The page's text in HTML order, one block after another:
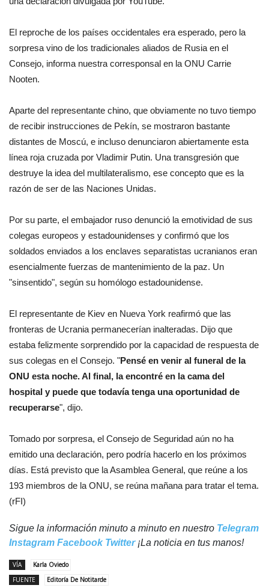
El reproche de los países occidentales era esperado, pero la
sorpresa vino de los tradicionales aliados de Rusia en el
Consejo, informa nuestra corresponsal en la ONU Carrie
Nooten.
Aparte del representante chino, que obviamente no tuvo tiempo
de recibir instrucciones de Pekín, se mostraron bastante
distantes de Moscú, e incluso denunciaron abiertamente esta
línea roja cruzada por Vladimir Putin. Una transgresión que
destruye la idea del multilateralismo, ese concepto que es la
razón de ser de las Naciones Unidas.
Por su parte, el embajador ruso denunció la emotividad de sus
colegas europeos y estadounidenses y confirmó que los
soldados enviados a los enclaves separatistas ucranianos eran
esencialmente fuerzas de mantenimiento de la paz. Un
"sinsentido", según su homólogo estadounidense.
El representante de Kiev en Nueva York reafirmó que las
fronteras de Ucrania permanecerían inalteradas. Dijo que
estaba felizmente sorprendido por la capacidad de respuesta de
sus colegas en el Consejo. "Pensé en venir al funeral de la
ONU esta noche. Al final, la encontré en la cama del
hospital y puede que todavía tenga una oportunidad de
recuperarse", dijo.
Tomado por sorpresa, el Consejo de Seguridad aún no ha
emitido una declaración, pero podría hacerlo en los próximos
días. Está previsto que la Asamblea General, que reúne a los
193 miembros de la ONU, se reúna mañana para tratar el tema.
(rFI)
Sigue la información minuto a minuto en nuestro Telegram
Instagram Facebook Twitter¡La noticia en tus manos!
VÍA
Karla Oviedo
FUENTE
Editoría De Notitarde